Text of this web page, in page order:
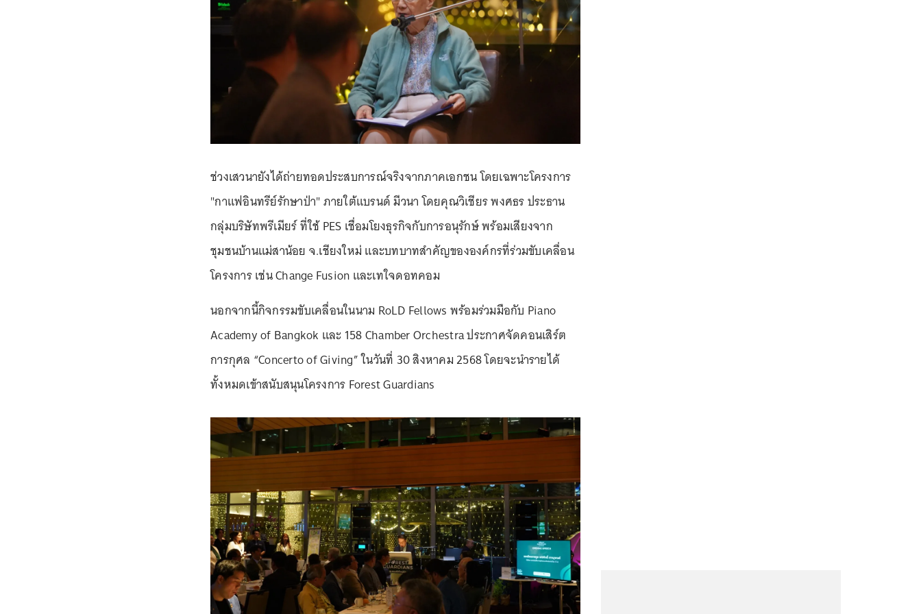
ช่วงเสวนายังได้ถ่ายทอดประสบการณ์จริงจากภาคเอกชน โดยเฉพาะโครงการ
"กาแฟอินทรีย์รักษาป่า" ภายใต้แบรนด์ มีวนา โดยคุณวิเชียร พงศธร ประธาน
กลุ่มบริษัทพรีเมียร์ ที่ใช้ PES เชื่อมโยงธุรกิจกับการอนุรักษ์ พร้อมเสียงจาก
ชุมชนบ้านแม่สาน้อย จ.เชียงใหม่ และบทบาทสำคัญขององค์กรที่ร่วมขับเคลื่อน
โครงการ เช่น Change Fusion และเทใจดอทคอม
นอกจากนี้กิจกรรมขับเคลื่อนในนาม RoLD Fellows พร้อมร่วมมือกับ Piano
Academy of Bangkok และ 158 Chamber Orchestra ประกาศจัดคอนเสิร์ต
การกุศล “Concerto of Giving” ในวันที่ 30 สิงหาคม 2568 โดยจะนำรายได้
ทั้งหมดเข้าสนับสนุนโครงการ Forest Guardians